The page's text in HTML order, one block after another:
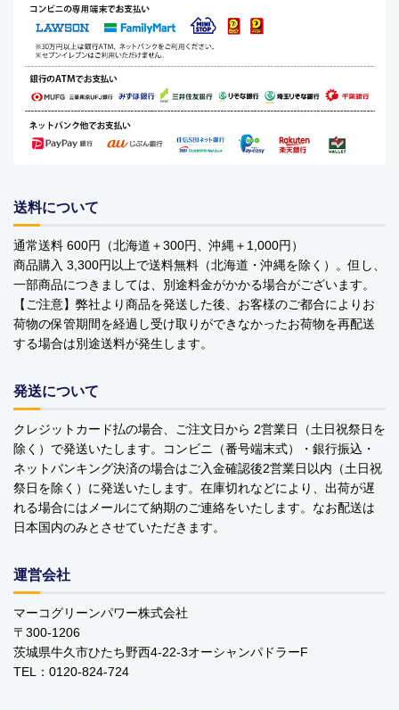
送料について
通常送料 600円（北海道＋300円、沖縄＋1,000円）
商品購入 3,300円以上で送料無料（北海道・沖縄を除く）。但し、
一部商品につきましては、別途料金がかかる場合がございます。
【ご注意】弊社より商品を発送した後、お客様のご都合によりお
荷物の保管期間を経過し受け取りができなかったお荷物を再配送
する場合は別途送料が発生します。
発送について
クレジットカード払の場合、ご注文日から 2営業日（土日祝祭日を
除く）で発送いたします。コンビニ（番号端末式）・銀行振込・
ネットバンキング決済の場合はご入金確認後2営業日以内（土日祝
祭日を除く）に発送いたします。在庫切れなどにより、出荷が遅
れる場合にはメールにて納期のご連絡をいたします。なお配送は
日本国内のみとさせていただきます。
運営会社
マーコグリーンパワー株式会社
〒300-1206
茨城県牛久市ひたち野西4-22-3オーシャンパドラーF
TEL：0120-824-724